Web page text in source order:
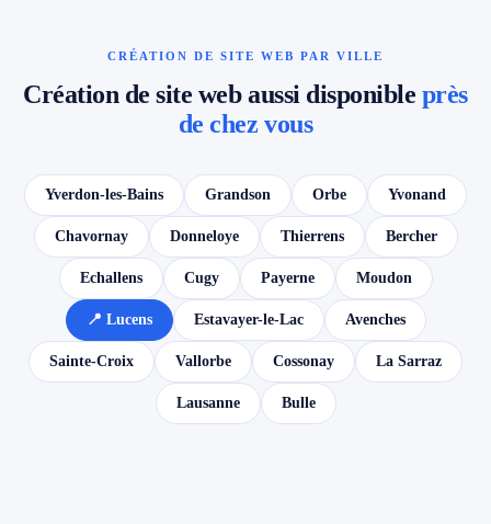
CRÉATION DE SITE WEB PAR VILLE
Création de site web aussi disponible près
de chez vous
Yverdon-les-Bains Grandson Orbe Yvonand
Chavornay Donneloye Thierrens Bercher
Echallens Cugy Payerne Moudon
📍 Lucens Estavayer-le-Lac Avenches
Sainte-Croix Vallorbe Cossonay La Sarraz
Lausanne Bulle